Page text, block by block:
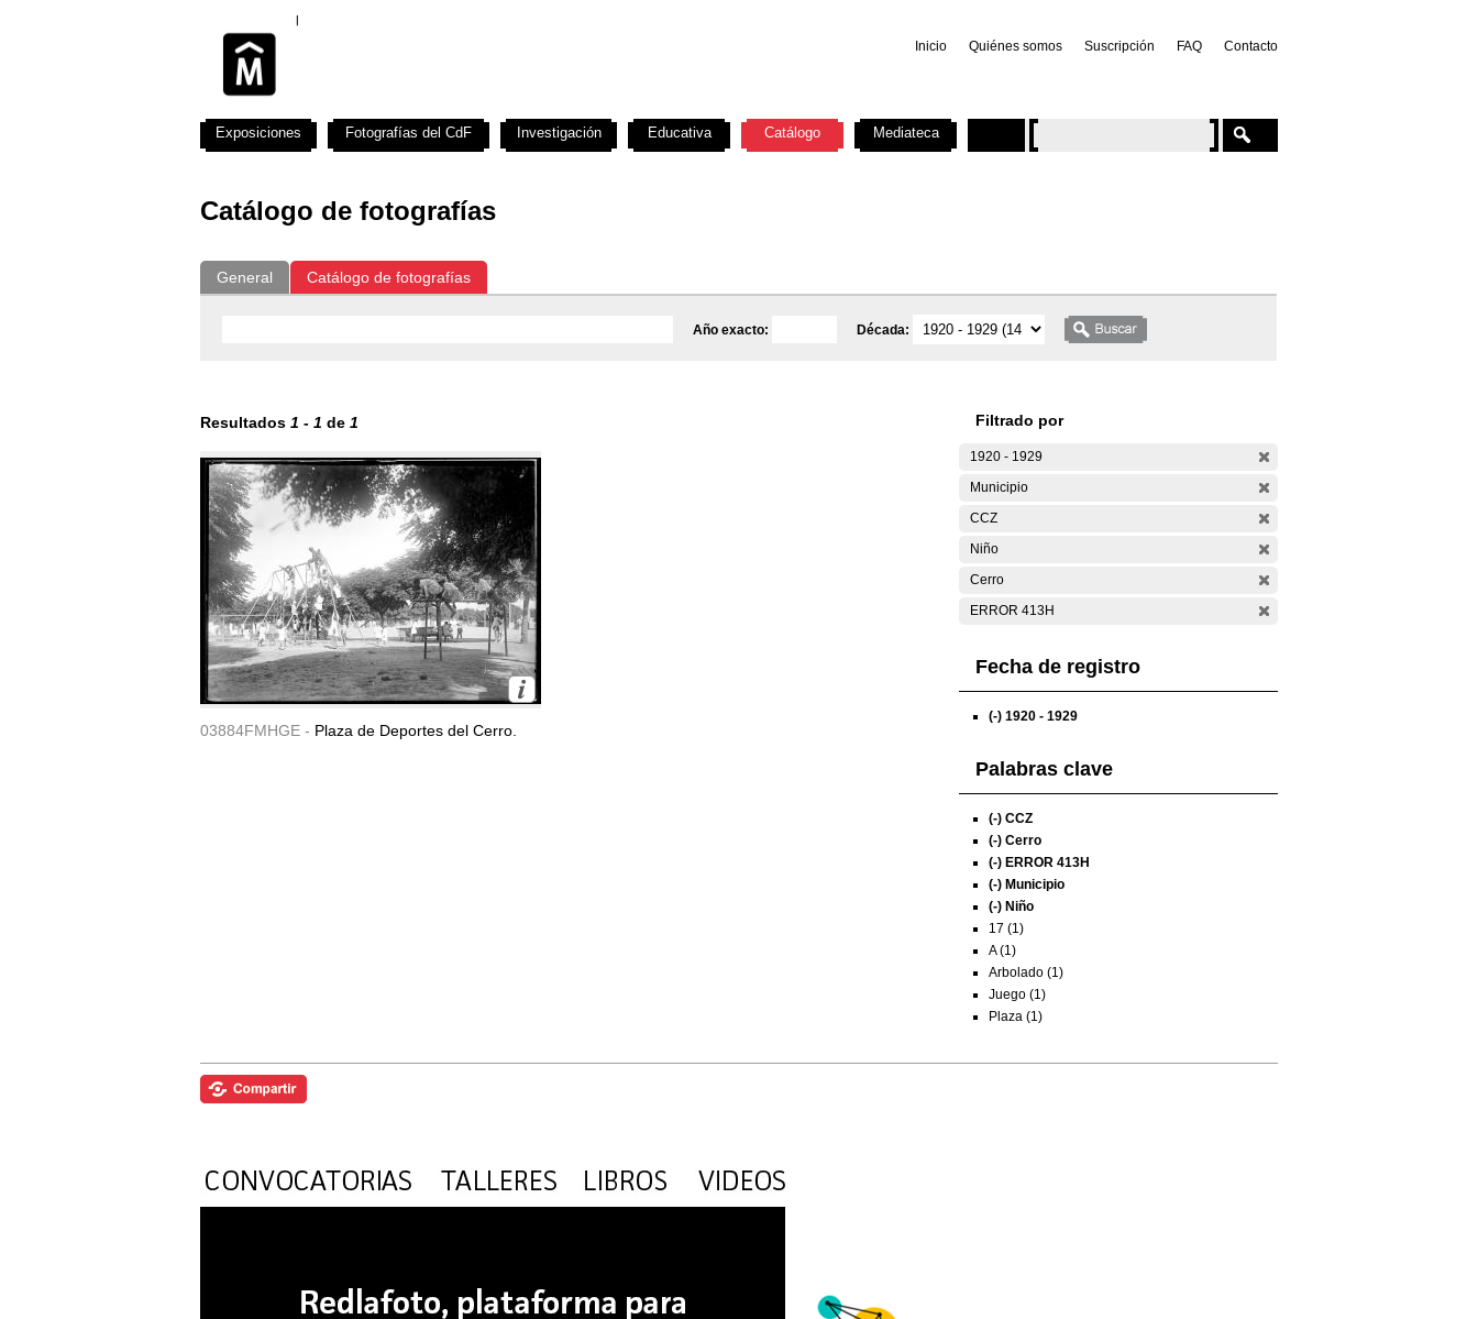
Inicio Quiénes somos Suscripción FAQ Contacto
Catálogo de fotografías
General Catálogo de fotografías
Año exacto: Década:
Resultados 1 - 1 de 1
03884FMHGE - Plaza de Deportes del Cerro.
Filtrado por
1920 - 1929
Municipio
CCZ
Niño
Cerro
ERROR 413H
Fecha de registro
(-) 1920 - 1929
Palabras clave
(-) CCZ
(-) Cerro
(-) ERROR 413H
(-) Municipio
(-) Niño
17 (1)
A (1)
Arbolado (1)
Juego (1)
Plaza (1)
Exposiciones Fotografías del CdF Investigación Educativa Catálogo Mediateca